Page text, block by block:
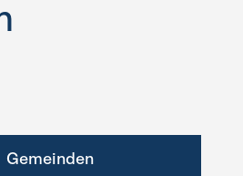
Gemeinden